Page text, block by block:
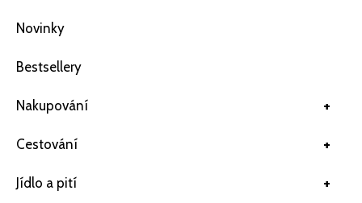
Novinky
Bestsellery
+
Nakupování
+
Cestování
+
Jídlo a pití